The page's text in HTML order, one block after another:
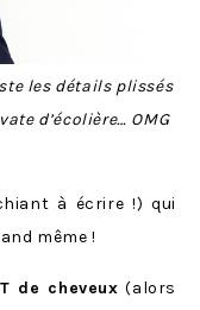
les détails plissés
d’écolière… OMG
à écrire !) qui
même !
de cheveux (alors